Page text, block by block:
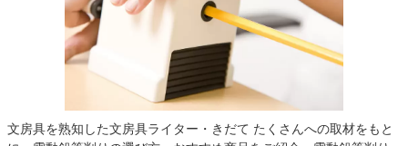
文房具を熟知した文房具ライター・きだて たくさんへの取材をもと